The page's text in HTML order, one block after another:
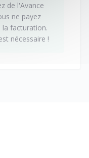
de l'Avance
ne payez
la facturation.
nécessaire !